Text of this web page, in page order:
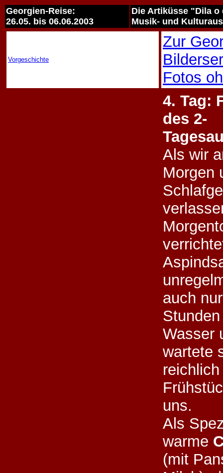
Georgien-Reise:
26.05. bis 06.06.2003
Die Artiküsse "Dila o
Musik- und
Vorgeschichte
Zur
Fotos
4. Tag:
des 2-
Als wir
Morgen
auch
Wasser
wartete
uns.
Als
warme
(mit